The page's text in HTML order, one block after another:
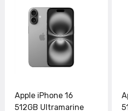
Apple iPhone 16
512GB Ultramarine